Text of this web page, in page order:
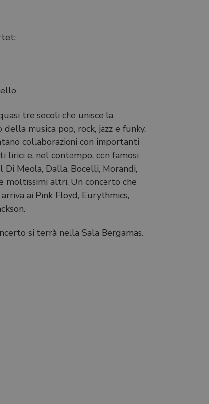
tre secoli che unisce la
della musica pop, rock, jazz e funky.
collaborazioni con importanti
lirici e, nel contempo, con famosi
Meola, Dalla, Bocelli, Morandi,
moltissimi altri. Un concerto che
ai Pink Floyd, Eurythmics,
si terrà nella Sala Bergamas.